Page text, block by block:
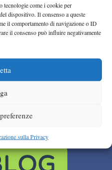
tecnologie come i cookie per
dispositivo. Il consenso a queste
il comportamento di navigazione o ID
il consenso può influire negativamente
sulla Privacy
lampeggianti
Turbo 100 di